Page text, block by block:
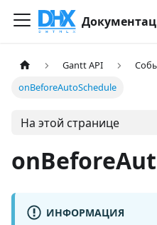
Gantt API
onBeforeAutoSchedule
На этой странице
ИНФОРМАЦИЯ